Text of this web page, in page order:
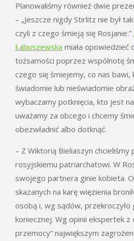
Planowaliśmy również dwie
– „Jeszcze nigdy Stirlitz nie był
czyli z czego śmieją się Rosjanie.”
Łabuszewska miała opowiedzieć
tożsamości poprzez wspólnotę
czego się śmiejemy, co nas bawi,
świadomie lub nieświadomie
wybaczamy potknięcia, kto jest
uważamy za obcego i chcemy
obezwładnić albo dotknąć.
– Z Wiktorią Bieliaszyn chcieliśmy
rosyjskiemu patriarchatowi. W
swojego partnera ginie kobieta.
skazanych na karę więzienia
osobą i, wg sądów, przekroczyło
koniecznej. Wg opinii ekspertek z
przemocy” największym